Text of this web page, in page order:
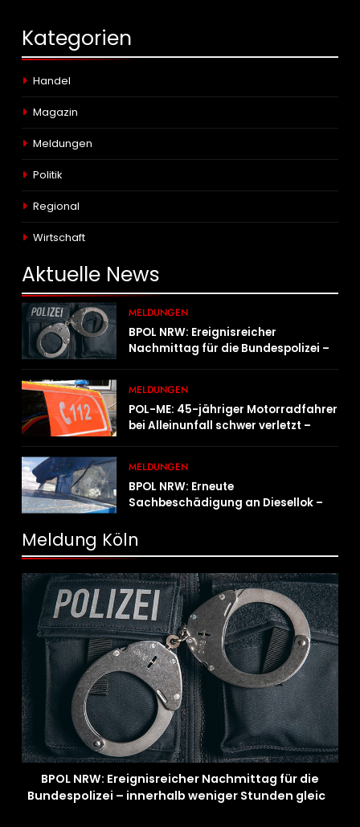
Kategorien
Handel
Magazin
Meldungen
Politik
Regional
Wirtschaft
Aktuelle News
MELDUNGEN
BPOL NRW: Ereignisreicher
Nachmittag für die Bundespolizei –
MELDUNGEN
POL-ME: 45-jähriger Motorradfahrer
bei Alleinunfall schwer verletzt –
MELDUNGEN
BPOL NRW: Erneute
Sachbeschädigung an Diesellok –
Meldung Köln
BPOL NRW: Ereignisreicher Nachmittag für die
Bundespolizei – innerhalb weniger Stunden gleich